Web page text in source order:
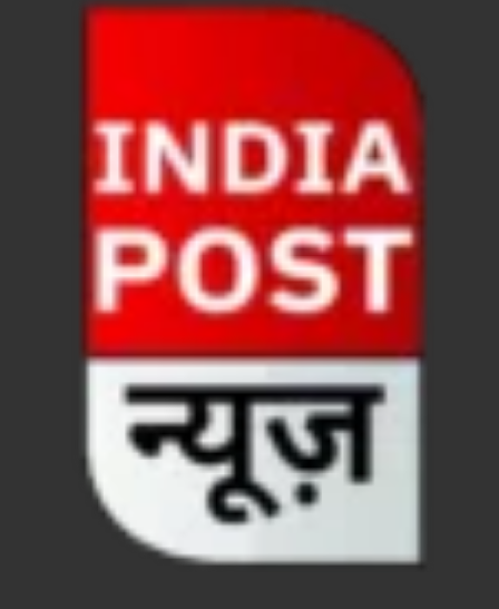
UP Ayush App: योगी सरकार जल्द लांच करेगी आयुष एप,
CM Yogi Gift: मुख्यमंत्री योगी आदित्यनाथ ने लघु व सीमांत
River Drone Survey Model: सीएम योगी के रिवर ड्रोन
Yuwa Sahkar Sammelan: मुख्यमंत्री ने डीएम वाराणसी
Delhi Air Pollution: फेफड़ों के लिए कितनी खतरनाक हुई
Save Aravali Movement: क्या है अरावली की नई
UP Cough Syrup Issue: कोडीन युक्त कफ सिरप मामले
UP Road Safty: सड़क सुरक्षा के लिए मुख्यमंत्री का 4-ई
KP Maurya Statement: माफिया और समाजवादी पार्टी
FSSAI: जांच में अंडे पूरी तरह सुरक्षित पाए गए: FSSAI
Anil Vij Statement: कांग्रेस का अविश्वास प्रस्ताव
Chronic Kidney Disease: क्रोनिक किडनी डिजीज
Bihar NDA MP: बिहार एनडीए सांसदों ने बीजेपी राष्ट्रीय